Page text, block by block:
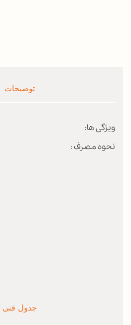
توضیحات
جدول فنی
ویژگی ها:
نحوه مصرف :